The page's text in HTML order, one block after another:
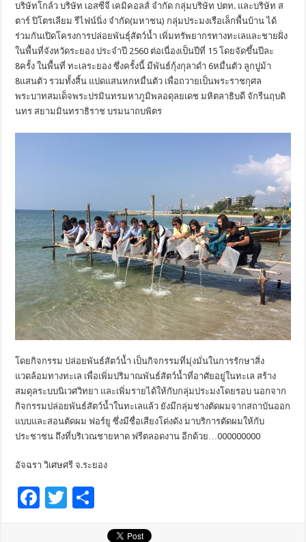
บริษัทโกล์ว บริษัท เอสซีจี เคมิคอลส์ จำกัด กลุ่มบริษัท ปตท. และบริษัท ส
ตาร์ ปิโตรเลียม รีไฟน์นิ่ง จำกัด(มหาชน) กลุ่มประมงเรือเล็กพื้นบ้าน ได้
ร่วมกันเปิดโครงการปล่อยพันธุ์สัตว์น้ำ เพิ่มทรัพยากรทางทะเลและชายฝั่ง
ในพื้นที่จังหวัดระยอง ประจำปี 2560 ต่อเนื่องเป็นปีที่ 15 โดยจัดขึ้นปีละ
8ครั้ง ในพื้นที่ ทะเลระยอง ซึ่งครั้งนี้ มีพันธ์กุ้งกุลาดำ 6หมื่นตัว ลูกปูม้า
8แสนตัว รวมทั้งสิ้น แปดแสนหกหมื่นตัว เพื่อถวายเป็นพระราชกุศล
พระบาทสมเด็จพระปรมินทรมหาภูมิพลอดุลยเดช มหิตลาธิบดี จักรีนฤบดิ
นทร สยามมินทราธิราช บรมนาถบพิตร
โดยกิจกรรม ปล่อยพันธ์สัตว์น้ำ เป็นกิจกรรมที่มุ่งมั่นในการรักษาสิ่ง
แวดล้อมทางทะเล เพื่อเพิ่มปริมาณพันธ์สัตว์น้ำที่อาศัยอยู่ในทะเล สร้าง
สมดุลระบบนิเวศวิทยา และเพิ่มรายได้ให้กับกลุ่มประมงโดยรอบ นอกจาก
กิจกรรมปล่อยพันธ์สัตว์น้ำในทะเลแล้ว ยังมีกลุ่มช่างตัดผมจากสถาบันออก
แบบและสอนตัดผม ฟอร์ยู ซึ่งมีชื่อเสียงโด่งดัง มาบริการตัดผมให้กับ
ประชาชน ถึงที่บริเวณชายหาด ฟรีตลอดงาน อีกด้วย …000000000
อัจฉรา วิเศษศรี จ.ระยอง
F
T